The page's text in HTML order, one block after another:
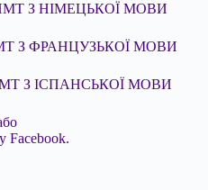
З НІМЕЦЬКОЇ МОВИ
З ФРАНЦУЗЬКОЇ МОВИ
З ІСПАНСЬКОЇ МОВИ
Facebook.